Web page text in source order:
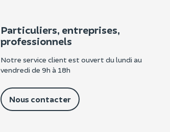
Particuliers, entreprises,
professionnels
Notre service client est ouvert du lundi au
vendredi de 9h à 18h
Nous contacter